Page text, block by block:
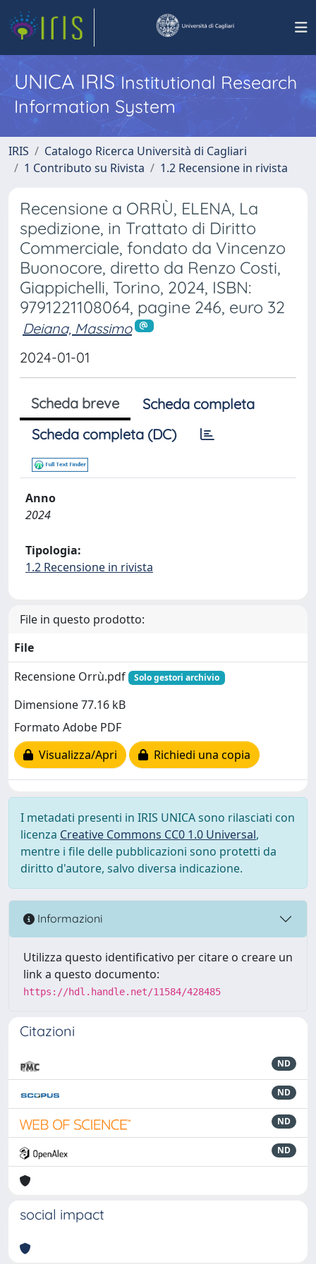
UNICA IRISInstitutional Research
Information System
IRIS
Catalogo Ricerca Università di Cagliari
1 Contributo su Rivista
1.2 Recensione in rivista
Recensione a ORRÙ, ELENA, La
spedizione, in Trattato di Diritto
Commerciale, fondato da Vincenzo
Buonocore, diretto da Renzo Costi,
Giappichelli, Torino, 2024, ISBN:
9791221108064, pagine 246, euro 32
Deiana, Massimo
2024-01-01
Scheda breve
Scheda completa
Scheda completa (DC)
Anno
2024
Tipologia:
1.2 Recensione in rivista
File in questo prodotto:
File
Recensione Orrù.pdf
Solo gestori archivio
Dimensione 77.16 kB
Formato Adobe PDF
Visualizza/Apri
Richiedi una copia
I metadati presenti in IRIS UNICA sono rilasciati con
licenza Creative Commons CC0 1.0 Universal,
mentre i file delle pubblicazioni sono protetti da
diritto d'autore, salvo diversa indicazione.
Informazioni
Utilizza questo identificativo per citare o creare un
link a questo documento:
https://hdl.handle.net/11584/428485
Citazioni
ND
ND
ND
ND
social impact